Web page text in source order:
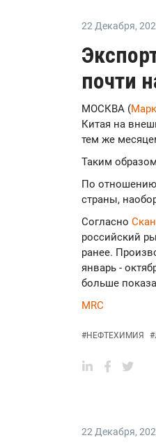
22 Декабря,
почти
МОСКВА (
Китая на
тем же
Таким
По
страны,
Согласно
российский
ранее.
январь -
больше
MRC
#НЕФТЕХИМИЯ #
22 Декабря,